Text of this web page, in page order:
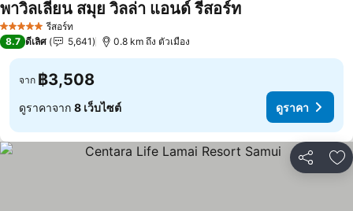
5 ดาว รีสอร์ท
พาวิลเลี่ยน สมุย วิลล่า แอนด์ รีสอร์ทดูราคา
8.7 ดีเลิศ 5,641 0.8 km ถึง ตัวเมือง
จาก ฿3,508
ดูราคาจาก 8 เว็บไซต์ ดูราคา
แชร์ เ